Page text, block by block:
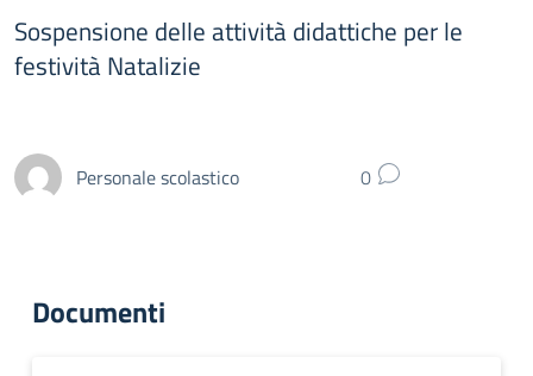
Sospensione delle attività didattiche per le
festività Natalizie
Personale scolastico 0
Documenti